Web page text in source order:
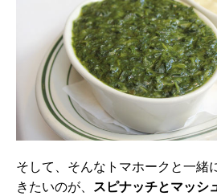
そして、そんなトマホークと一緒
きたいのが、 スピナッチとマッシ